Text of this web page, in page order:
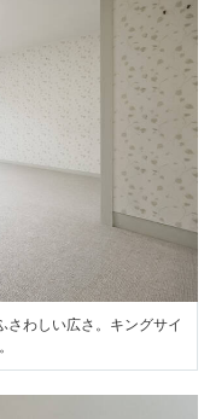
さわしい広さ。キングサイ